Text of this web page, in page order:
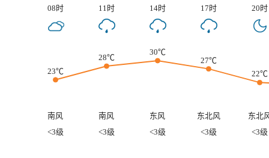
08时 11时 14时 17时 20时
23℃
28℃
30℃
27℃
22℃
南风 南风 东风 东北风
东北
<3级
<3级 <3级 <3级 <3级